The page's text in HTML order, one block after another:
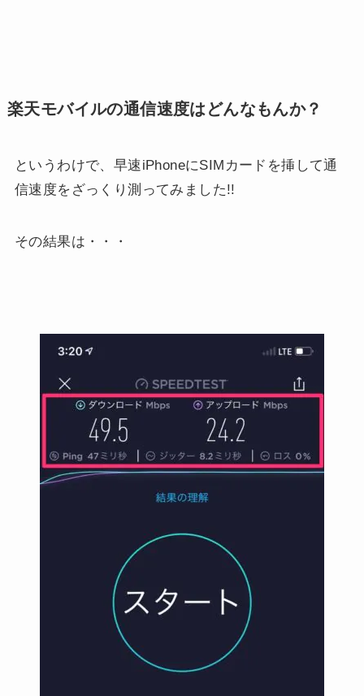
楽天モバイルの通信速度はどんなもんか？
というわけで、早速iPhoneにSIMカードを挿して通
信速度をざっくり測ってみました!!
その結果は・・・